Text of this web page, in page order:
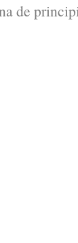
de